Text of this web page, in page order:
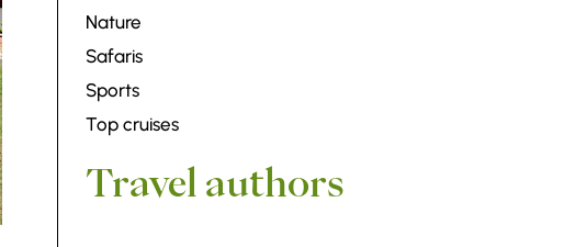
Nature
Safaris
Sports
Top cruises
Travel authors